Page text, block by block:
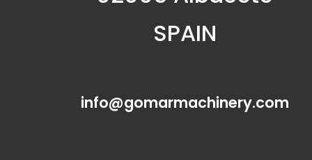
SPAIN
info@gomarmachinery.com